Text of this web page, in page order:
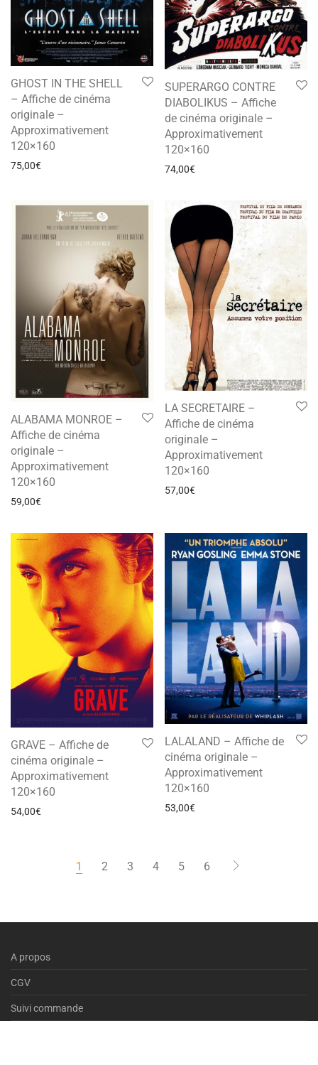
GHOST IN THE SHELL
– Affiche de cinéma
originale –
Approximativement
120×160
75,00€
SUPERARGO CONTRE
DIABOLIKUS – Affiche
de cinéma originale –
Approximativement
120×160
74,00€
ALABAMA MONROE –
Affiche de cinéma
originale –
Approximativement
120×160
59,00€
LA SECRETAIRE –
Affiche de cinéma
originale –
Approximativement
120×160
57,00€
GRAVE – Affiche de
cinéma originale –
Approximativement
120×160
54,00€
LALALAND – Affiche de
cinéma originale –
Approximativement
120×160
53,00€
1 2 3 4 5 6
A propos
CGV
Suivi commande